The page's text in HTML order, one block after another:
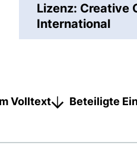
Lizenz: Creative
International
Volltext Beteiligte